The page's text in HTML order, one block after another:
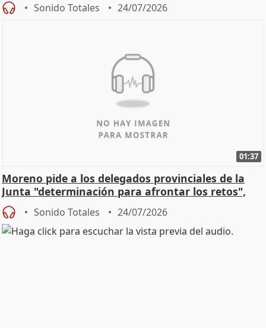
Sonido Totales 24/07/2026
01:37
Moreno pide a los delegados provinciales de la
Junta "determinación para afrontar los retos",
diálog
Sonido Totales 24/07/2026